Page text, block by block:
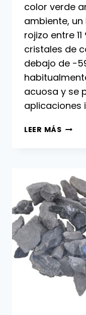
color verde
ambiente,
rojizo entre
cristales de
debajo de
acuosa y se
aplicaciones
LEER MÁS
Y
USOS